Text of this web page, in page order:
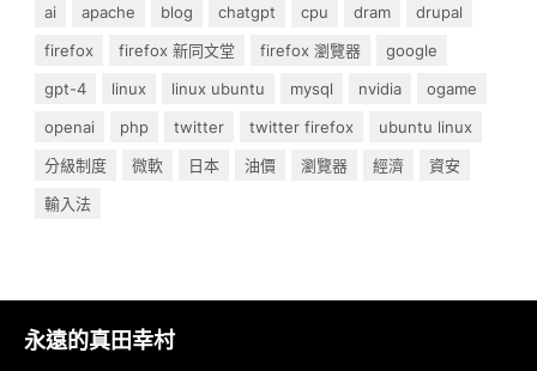
ai apache blog chatgpt cpu dram
drupal
firefox
firefox 新同文堂 firefox 瀏覽器
google
gpt-4
linux linux ubuntu mysql nvidia
ogame
openai
php twitter twitter firefox
ubuntu linux
分級制度
微軟 日本 油價 瀏覽器 經濟
資安
輸入法
永遠的真田幸村